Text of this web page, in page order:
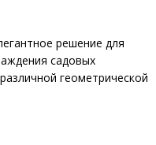
решение для
садовых
геометрической